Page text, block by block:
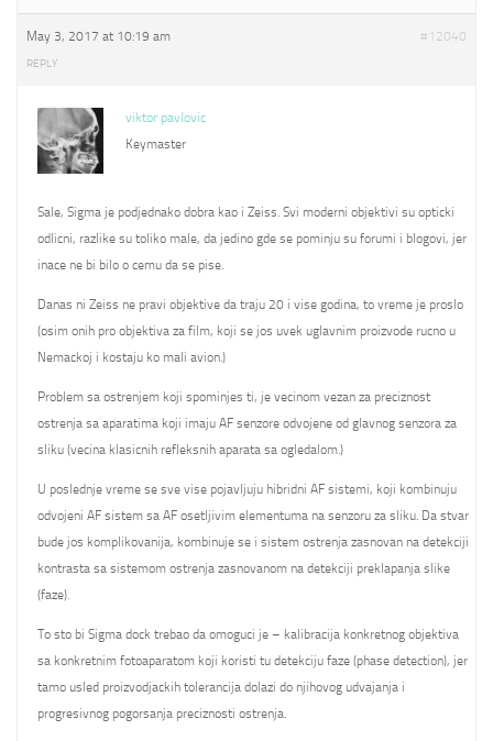
May 3, 2017 at 10:19 am #12040
REPLY
viktor pavlovic
Keymaster
Sale, Sigma je podjednako dobra kao i Zeiss. Svi moderni objektivi su opticki
odlicni, razlike su toliko male, da jedino gde se pominju su forumi i blogovi, jer
inace ne bi bilo o cemu da se pise.
Danas ni Zeiss ne pravi objektive da traju 20 i vise godina, to vreme je proslo
(osim onih pro objektiva za film, koji se jos uvek uglavnim proizvode rucno u
Nemackoj i kostaju ko mali avion.)
Problem sa ostrenjem koji spominjes ti, je vecinom vezan za preciznost
ostrenja sa aparatima koji imaju AF senzore odvojene od glavnog senzora za
sliku (vecina klasicnih refleksnih aparata sa ogledalom.)
U poslednje vreme se sve vise pojavljuju hibridni AF sistemi, koji kombinuju
odvojeni AF sistem sa AF osetljivim elementuma na senzoru za sliku. Da stvar
bude jos komplikovanija, kombinuje se i sistem ostrenja zasnovan na detekciji
kontrasta sa sistemom ostrenja zasnovanom na detekciji preklapanja slike
(faze).
To sto bi Sigma dock trebao da omoguci je – kalibracija konkretnog objektiva
sa konkretnim fotoaparatom koji koristi tu detekciju faze (phase detection), jer
tamo usled proizvodjackih tolerancija dolazi do njihovog udvajanja i
progresivnog pogorsanja preciznosti ostrenja.